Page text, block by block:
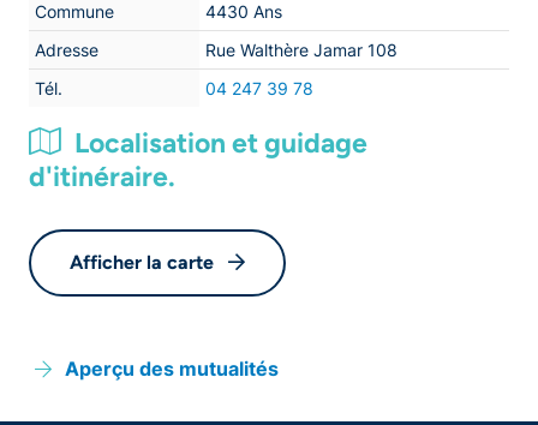
Commune
4430 Ans
Adresse
Rue Walthère Jamar 108
Tél.
04 247 39 78
Localisation et guidage
d'itinéraire.
Afficher la carte
Aperçu des mutualités